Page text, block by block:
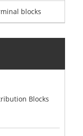
blocks
Blocks